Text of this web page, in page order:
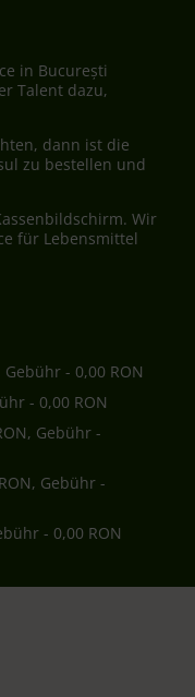
in București
Talent dazu,
dann ist die
zu bestellen und
Wir
für Lebensmittel
- 0,00 RON
- 0,00 RON
Gebühr -
Gebühr -
- 0,00 RON